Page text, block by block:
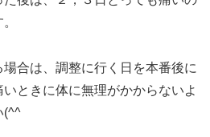
合は、調整に行く日を本番後に
ときに体に無理がかからないよ
(^^